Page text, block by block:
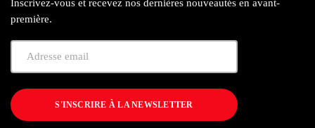
Inscrivez-vous et recevez nos dernières nouveautés en avant-
première.
S'INSCRIRE À LA NEWSLETTER